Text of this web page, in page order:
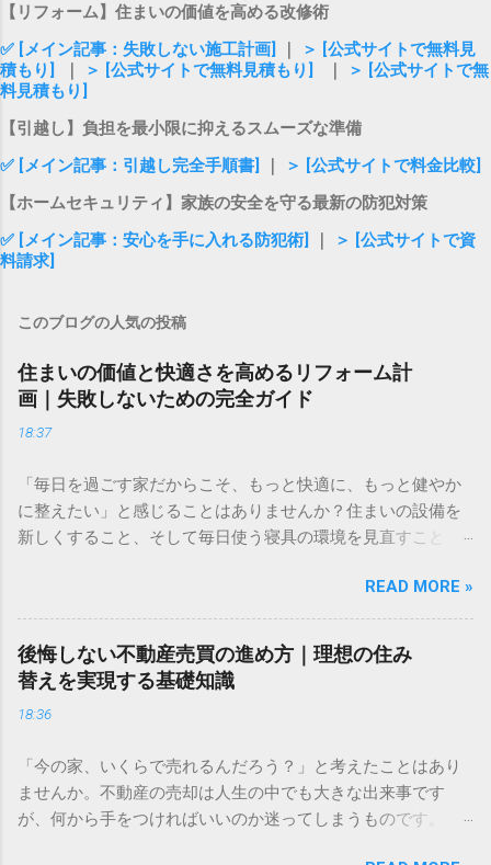
【リフォーム】住まいの価値を高める改修術
✅ [メイン記事：失敗しない施工計画]
＞ [公式サイトで無料見
積もり]
＞ [公式サイトで無料見積もり]
＞ [公式サイトで無
料見積もり]
【引越し】負担を最小限に抑えるスムーズな準備
✅ [メイン記事：引越し完全手順書]
＞ [公式サイトで料金比較]
【ホームセキュリティ】家族の安全を守る最新の防犯対策
✅ [メイン記事：安心を手に入れる防犯術]
＞ [公式サイトで資
料請求]
このブログの人気の投稿
住まいの価値と快適さを高めるリフォーム計
画｜失敗しないための完全ガイド
18:37
「毎日を過ごす家だからこそ、もっと快適に、もっと健やか
に整えたい」と感じることはありませんか？住まいの設備を
新しくすること、そして毎日使う寝具の環境を見直すこと
の住まいづくりと、家族の健康を守るための第一歩をここか
ら始めてみましょう。 ✅ ＞ [無料でリフォームのプロに相談
してみる] ✅ ＞ [実際の設備を体感！ショールームの見学予約]
✅ ＞ [ダニ・ハウスダストを遮断する高機能寝具をチェック]
長年住み続けてきたマイホーム。「キッチンが古くなって使
いにくい」「冬場の冷え込みが厳しくなってきた」と感じる
て、これまでの間取りが今の家族に合わなくなることもあり
ます。 リフォームは、単に古くなったものを新しくするだけ
ではありません。住まいの性能をアップデートし、家族の笑
READ MORE »
後悔しない不動産売買の進め方｜理想の住み
替えを実現する基礎知識
18:36
「今の家、いくらで売れるんだろう？」と考えたことはあり
ませんか。不動産の売却は人生の中でも大きな出来事です
が、何から手をつければいいのか迷ってしまうものです。 大